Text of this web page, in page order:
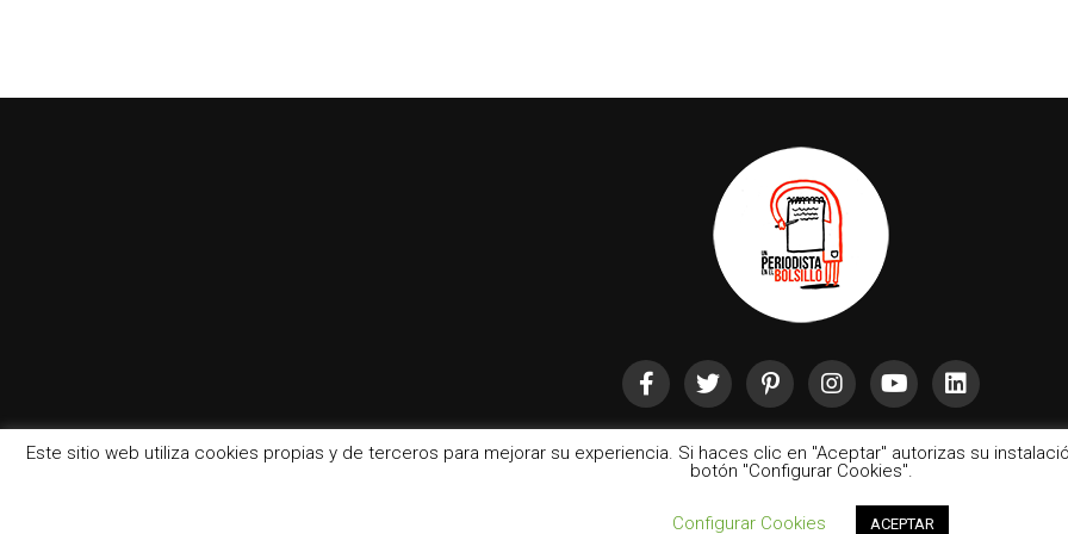
2024 © Un Periodista en el Bolsillo | Las ilustraciones pertenecen a cada uno de
Este sitio web utiliza cookies propias y de terceros para mejorar su experiencia. Si haces clic en "Aceptar" autorizas su
botón "Configurar Cookies".
Configurar Cookies ACEPTAR